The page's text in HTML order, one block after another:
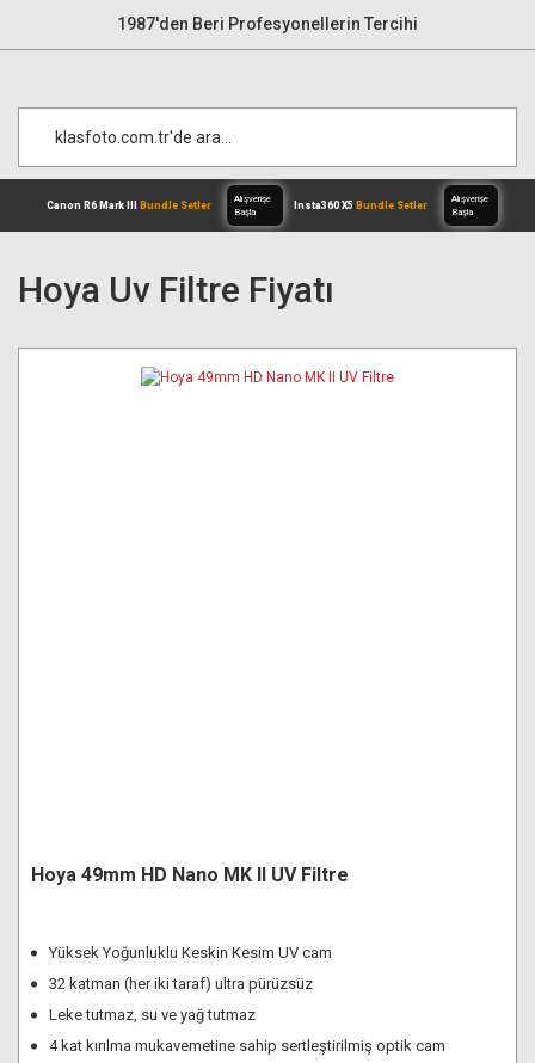
1987'den Beri Profesyonellerin Tercihi
Başla
Hoya Uv Filtre Fiyatı
Hoya 49mm HD Nano MK II UV Filtre
Yüksek Yoğunluklu Keskin Kesim UV cam
32 katman (her iki taraf) ultra pürüzsüz
Leke tutmaz, su ve yağ tutmaz
4 kat kırılma mukavemetine sahip sertleştirilmiş optik cam